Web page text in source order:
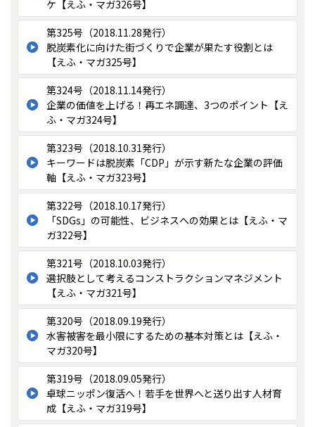
ケ【えふ・マガ326号】
第325号（2018.11.28発行）
脱炭素化に向けた街づくりで企業が果たす役割とは
【えふ・マガ325号】
第324号（2018.11.14発行）
企業の価値を上げる！再エネ調達、3つのポイント【え
ふ・マガ324号】
第323号（2018.10.31発行）
キーワードは脱炭素「CDP」が示す新たな企業の評価
軸【えふ・マガ323号】
第322号（2018.10.17発行）
「SDGs」の可能性、ビジネスへの効果とは【えふ・マ
ガ322号】
第321号（2018.10.03発行）
選択肢として考えるコンストラクションマネジメント
【えふ・マガ321号】
第320号（2018.09.19発行）
水害被害を最小限にするための基本対策とは【えふ・
マガ320号】
第319号（2018.09.05発行）
卓球ニッポン復活へ！若手を世界へと送り出す人材育
成【えふ・マガ319号】